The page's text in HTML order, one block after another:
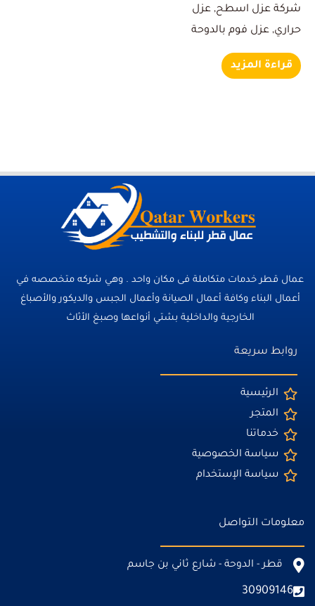
شركة عزل اسطح, عزل
حراري, عزل فوم بالدوحة
قراءة المزيد
عمال قطر خدمات متكاملة فى مكان واحد . وهي شركه متخصصه في
أعمال البناء وكافة أعمال الصيانة وأعمال الجبس والديكور والأصباغ
الخارجية والداخلية بشتي أنواعها وصبغ الأثاث
روابط سريعة
الرئيسية
المتجر
خدماتنا
سياسة الخصوصية
سياسة الإستخدام
معلومات التواصل
قطر - الدوحة - شارع ثاني بن جاسم
30909146